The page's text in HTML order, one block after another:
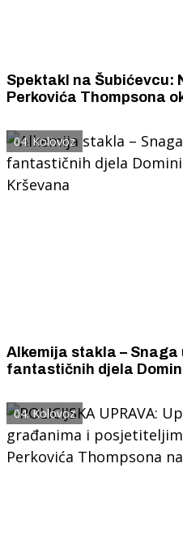
Spektakl na Šubićevcu:
Perkovića Thompsona
04. Kolovoz
Alkemija stakla –
fantastičnih djela
04. Kolovoz